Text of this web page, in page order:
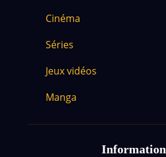
Cinéma
Séries
Jeux vidéos
Manga